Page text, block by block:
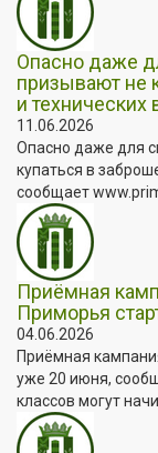
Опасно даже
призывают не
и технических
11.06.2026
Опасно даже для
купаться в
сообщает
Приёмная
Приморья
04.06.2026
Приёмная
уже 20 июня,
классов могут